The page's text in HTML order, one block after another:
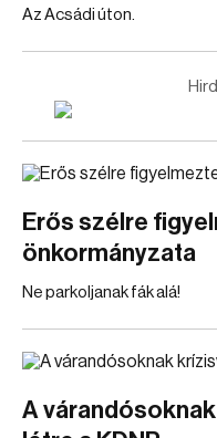
Az Acsádi úton.
Erős szélre
önkormányzata
Ne parkoljanak fák alá!
A